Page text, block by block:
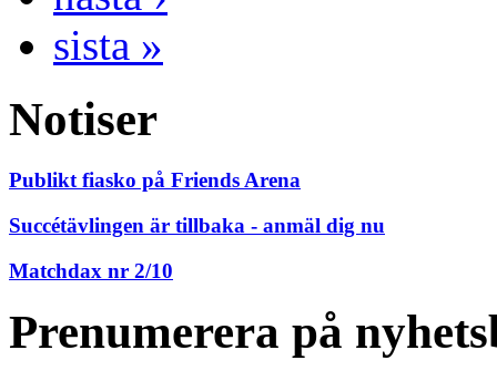
sista »
Notiser
Publikt fiasko på Friends Arena
Succétävlingen är tillbaka - anmäl dig nu
Matchdax nr 2/10
Prenumerera på